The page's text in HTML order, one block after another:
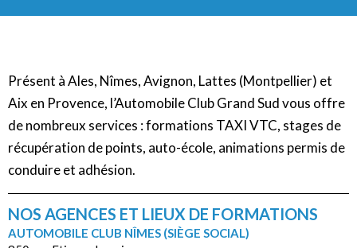
Présent à Ales, Nîmes, Avignon, Lattes (Montpellier) et
Aix en Provence, l’Automobile Club Grand Sud vous offre
de nombreux services : formations TAXI VTC, stages de
récupération de points, auto-école, animations permis de
conduire et adhésion.
NOS AGENCES ET LIEUX DE FORMATIONS
AUTOMOBILE CLUB NÎMES (SIÈGE SOCIAL)